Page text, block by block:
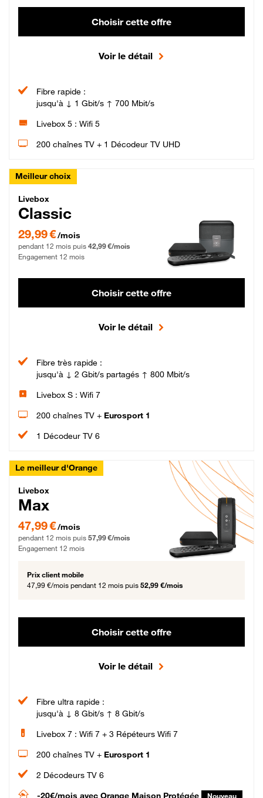
Choisir cette offre
Voir le détail
Fibre rapide :
jusqu'à ↓ 1 Gbit/s ↑ 700 Mbit/s
Livebox 5 : Wifi 5
200 chaînes TV + 1 Décodeur TV UHD
Meilleur choix
Livebox Classic Fibre
Livebox
Classic
29,99 € par mois pendant 12 mois puis 42,99 € par mois, Engagement 12 mois
29,99 €/mois
pendant 12 mois puis 42,99 €/mois
Engagement 12 mois
Choisir cette offre
Voir le détail
Fibre très rapide :
jusqu'à ↓ 2 Gbit/s partagés ↑ 800 Mbit/s
Livebox S : Wifi 7
200 chaînes TV + Eurosport 1
1 Décodeur TV 6
Le meilleur d'Orange
Livebox Max Fibre
Livebox
Max
47,99 € par mois pendant 12 mois puis 57,99 € par mois, Engagement 12 mois
47,99 €/mois
pendant 12 mois puis 57,99 €/mois
Engagement 12 mois
Prix client mobile
47,99 €/mois pendant 12 mois puis 52,99 €/mois
Choisir cette offre
Voir le détail
Fibre ultra rapide :
jusqu'à ↓ 8 Gbit/s ↑ 8 Gbit/s
Livebox 7 : Wifi 7 + 3 Répéteurs Wifi 7
200 chaînes TV + Eurosport 1
2 Décodeurs TV 6
-20€/mois avec Orange Maison Protégée Nouveau